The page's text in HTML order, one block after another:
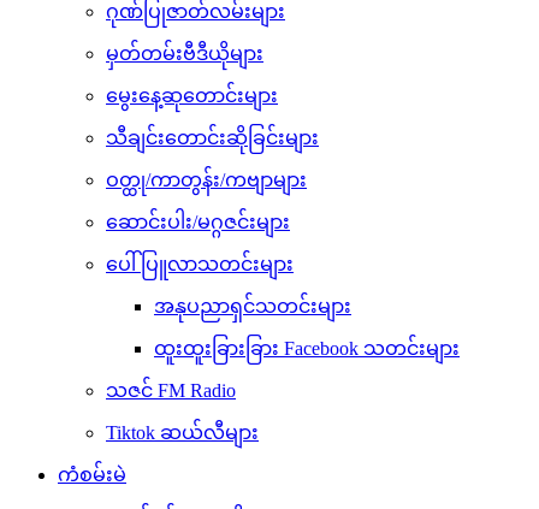
ဂုဏ်ပြုဇာတ်လမ်းများ
မှတ်တမ်းဗီဒီယိုများ
မွေးနေ့ဆုတောင်းများ
သီချင်းတောင်းဆိုခြင်းများ
ဝတ္ထု/ကာတွန်း/ကဗျာများ
ဆောင်းပါး/မဂ္ဂဇင်းများ
ပေါ်ပြူလာသတင်းများ
အနုပညာရှင်သတင်းများ
ထူးထူးခြားခြား Facebook သတင်းများ
သဇင် FM Radio
Tiktok ဆယ်လီများ
ကံစမ်းမဲ